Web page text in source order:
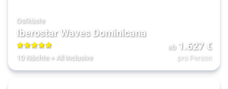
Ostküste
Iberostar Waves Dominicana
5
10 Nächte+ All Inclusive
ab 1.627€
pro Person